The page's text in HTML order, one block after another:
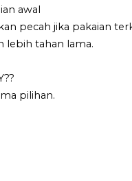
awal
pecah jika pakaian
lebih tahan lama.
pilihan.